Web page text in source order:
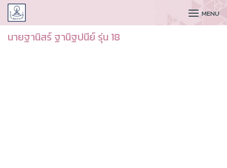
CUDAA MENU
นายฐานิสร์ ฐานิฐปนีย์ รุ่น 18